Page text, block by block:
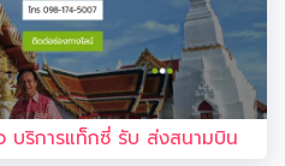
บริการแท็กซี่ รับ ส่งสนามบิน